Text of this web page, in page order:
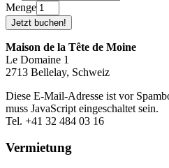
Menge
Maison de la Tête de Moine
Le Domaine 1
2713 Bellelay, Schweiz
Diese E-Mail-Adresse ist vor
muss JavaScript eingeschaltet sein.
Tel. +41 32 484 03 16
Vermietung